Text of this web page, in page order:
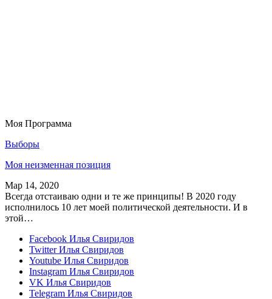
Моя Программа
Выборы
Моя неизменная позиция
Мар 14, 2020
Всегда отстаиваю одни и те же принципы! В 2020 году
исполнилось 10 лет моей политической деятельности. И в
этой…
Facebook Илья Свиридов
Twitter Илья Свиридов
Youtube Илья Свиридов
Instagram Илья Свиридов
VK Илья Свиридов
Telegram Илья Свиридов